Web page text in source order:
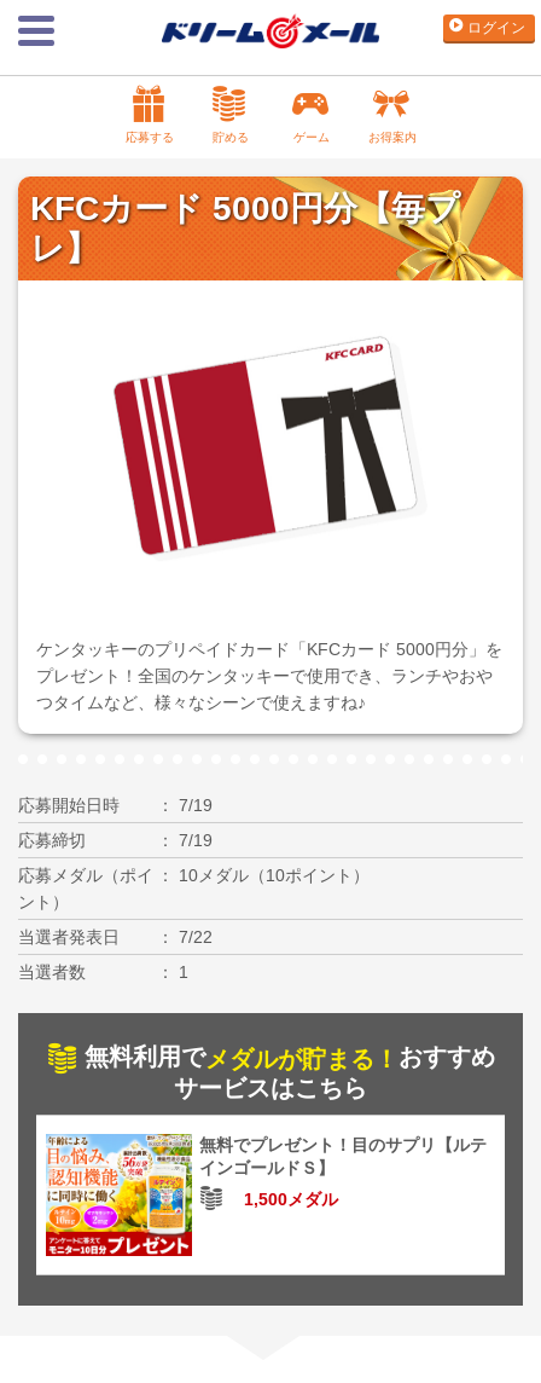
ログイン
応募する 貯める ゲーム お得案内
KFCカード 5000円分【毎プ
レ】
ケンタッキーのプリペイドカード「KFCカード 5000円分」を
プレゼント！全国のケンタッキーで使用でき、ランチやおや
つタイムなど、様々なシーンで使えますね♪
応募開始日時
7/19
応募締切
7/19
応募メダル（ポイ
ント）
10メダル（10ポイント）
当選者発表日
7/22
当選者数
1
無料利用でメダルが貯まる！ おすすめ
サービスはこちら
無料でプレゼント！目のサプリ【ルテ
インゴールドＳ】
1,500メダル